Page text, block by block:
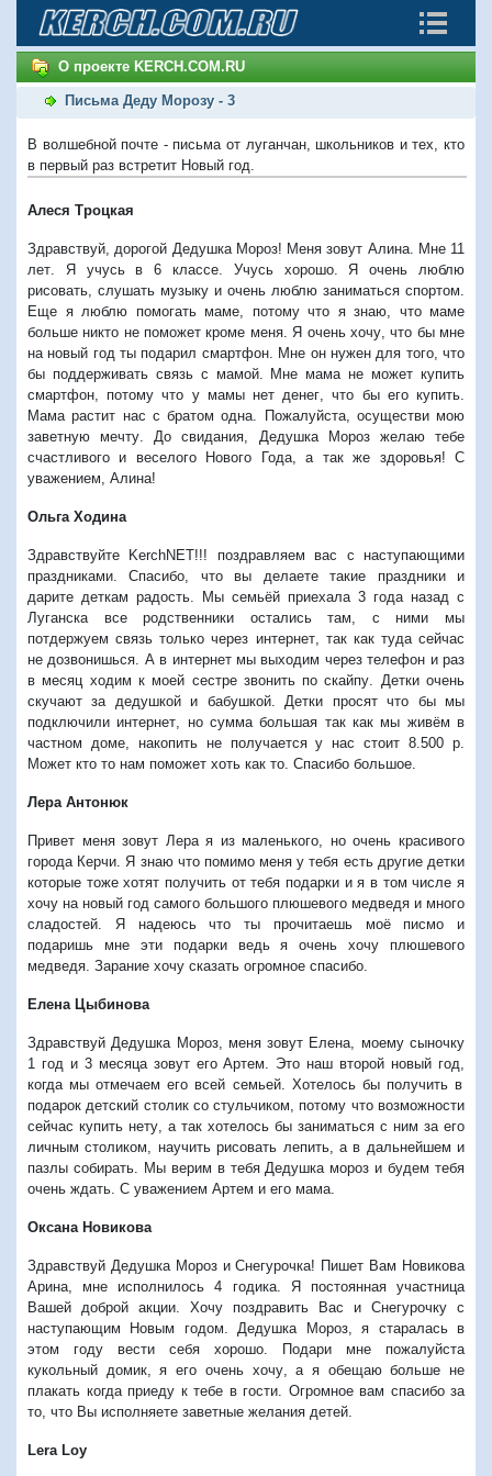
О проекте KERCH.COM.RU
Письма Деду Морозу - 3
В волшебной почте - письма от луганчан, школьников и тех, кто
в первый раз встретит Новый год.
Алеся Троцкая
Здравствуй дорогой Дедушка Мороз! Меня зовут Алина. Мне 11
лет
Я учусь в6классе Учусь хорошо. Я очень люблю
рисовать слушать музыку и очень люблю заниматься спортом
Еще я люблю помогать маме
потому что я знаю
что маме
больше никто не поможет кроме меня. Я очень хочу,что бы мне
на новый год ты подарил смартфон. Мне он нужен для того,что
бы поддерживать связь с мамой. Мне мама не может купить
смартфон
потому что у мамы нет денег ,что бы его купить
Мама растит нас с братом одна
Пожалуйста, осуществи мою
заветную мечту
До свидания
Дедушка Мороз желаю тебе
счастливого и веселого Нового Года,а так же здоровья!С
уважением Алина!
Ольга Ходина
Здравствуйте KerchNET!!! поздравляем вас с наступающими
праздниками
Спасибо
что вы делаете такие праздники и
дарите деткам радость
Мы семьёй приехала 3 года назад с
Луганска все родственники остались там
с ними мы
потдержуем связь только через интернет,
так как туда сейчас
не дозвонишься А в интернет мы выходим через телефон и раз
в месяц ходим к моей сестре звонить по скайпу
Детки очень
скучают за дедушкой и бабушкой.
Детки просят что бы мы
подключили интернет
но сумма большая так как мы живём в
частном доме, накопить не получается у нас стоит8.500 р
Может кто то нам поможет хоть как то Спасибо большое
Лера Антонюк
Привет меня зовут Лера я из маленького
но очень красивого
города Керчи Я знаю что помимо меня у тебя есть другие детки
которые тоже хотят получить от тебя подарки и я в том числе я
хочу на новый год самого большого плюшевого медведя и много
сладостей
Я надеюсь что ты прочитаешь моё писмо и
подаришь мне эти подарки ведь я очень хочу плюшевого
медведя Зарание хочу сказать огромное спасибо
Елена Цыбинова
Здравствуй Дедушка Мороз, меня зовут Елена
моему сыночку
1 год и 3 месяца зовут его Артем Это наш второй новый год
когда мы отмечаем его всей семьей.
Хотелось бы получить в
подарок детский столик со стульчиком
потому что возможности
сейчас купить нету а так хотелось бы заниматься с ним за его
личным столиком
научить рисовать лепить, а в дальнейшем и
пазлы собирать.
Мы верим в тебя Дедушка мороз и будем тебя
очень ждать С уважением Артем и его мама
Оксана Новикова
Здравствуй Дедушка Мороз и Снегурочка! Пишет Вам Новикова
Арина
мне исполнилось4 годика. Я постоянная участница
Вашей доброй акции
Хочу поздравить Вас и Снегурочку с
наступающим Новым годом
Дедушка Мороз,я старалась в
этом году вести себя хорошо
Подари мне пожалуйста
кукольный домик,я его очень хочу,а я обещаю больше не
плакать когда приеду к тебе в гости
Огромное вам спасибо за
то что Вы исполняете заветные желания детей
Lera Loy